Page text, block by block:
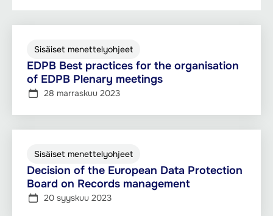
EDPB Best practices for the organisation
of EDPB Plenary meetings
Sisäiset menettelyohjeet
28 marraskuu 2023
Decision of the European Data Protection
Board on Records management
Sisäiset menettelyohjeet
20 syyskuu 2023